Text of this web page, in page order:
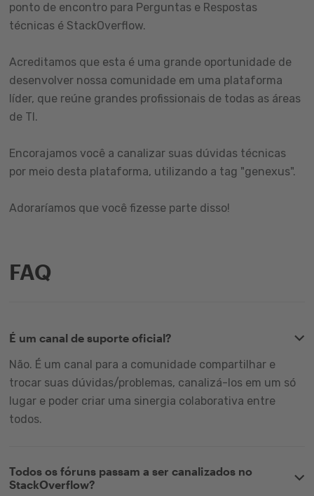
ponto de encontro para Perguntas e Respostas
técnicas é StackOverflow.
Acreditamos que esta é uma grande oportunidade de
desenvolver nossa comunidade em uma plataforma
líder, que reúne grandes profissionais de todas as áreas
de TI.
Encorajamos você a canalizar suas dúvidas técnicas
por meio desta plataforma, utilizando a tag "genexus".
Adoraríamos que você fizesse parte disso!
FAQ
É um canal de suporte oficial?
Não. É um canal para a comunidade compartilhar e
trocar suas dúvidas/problemas, canalizá-los em um só
lugar e poder criar uma sinergia colaborativa entre
todos.
Todos os fóruns passam a ser canalizados no
StackOverflow?